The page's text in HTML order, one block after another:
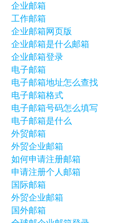
企业邮箱
工作邮箱
企业邮箱网页版
企业邮箱是什么邮箱
企业邮箱登录
电子邮箱
电子邮箱地址怎么查找
电子邮箱格式
电子邮箱号码怎么填写
电子邮箱是什么
外贸邮箱
外贸企业邮箱
如何申请注册邮箱
申请注册个人邮箱
国际邮箱
外贸企业邮箱
国外邮箱